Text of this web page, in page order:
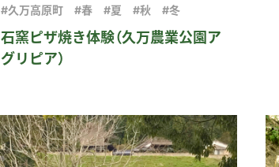
石窯ピザ焼き体験（久万農業公園ア
グリピア）
#久万高原町 #春 #夏 #秋 #冬